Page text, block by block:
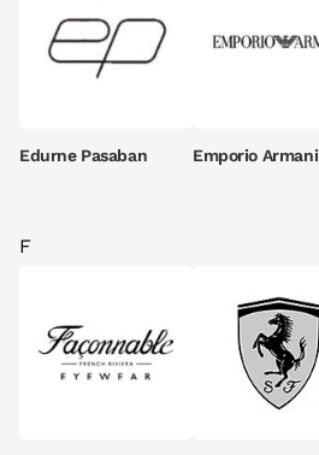
Edurne Pasaban Emporio Armani
F